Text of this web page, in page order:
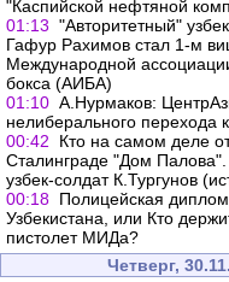
"Каспийской нефтяной
01:13 "Авторитетный"
Гафур Рахимов стал 1-м
Международной
бокса (АИБА)
01:10 А.Нурмаков:
нелиберального перехода
00:42
Кто на самом деле
Сталинграде "Дом
узбек-солдат К.Тургунов
00:18 Полицейская
Узбекистана, или Кто
пистолет МИДа?
Четверг,